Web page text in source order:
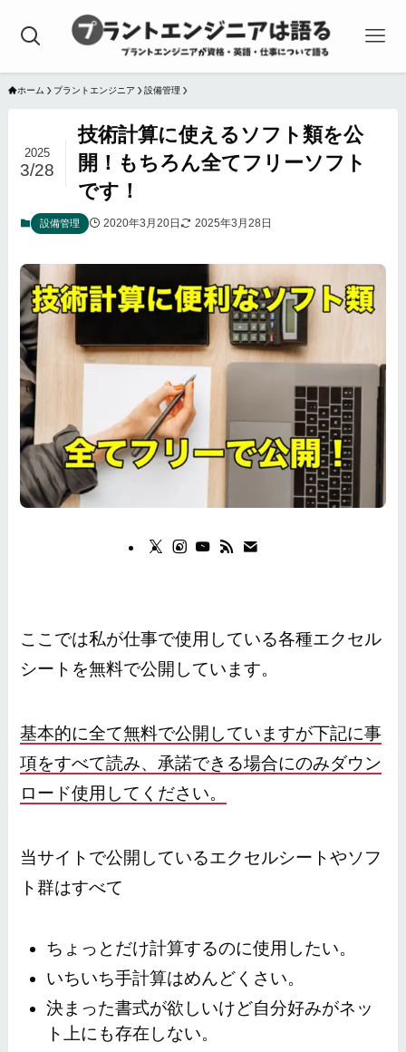
ホーム プラントエンジニア 設備管理
技術計算に使えるソフト類を公
開！もちろん全てフリーソフト
です！
2025
3/28
設備管理 2020年3月20日 2025年3月28日
ここでは私が仕事で使用している各種エクセル
シートを無料で公開しています。
基本的に全て無料で公開していますが下記に事
項をすべて読み、承諾できる場合にのみダウン
ロード使用してください。
当サイトで公開しているエクセルシートやソフ
ト群はすべて
ちょっとだけ計算するのに使用したい。
いちいち手計算はめんどくさい。
決まった書式が欲しいけど自分好みがネッ
ト上にも存在しない。